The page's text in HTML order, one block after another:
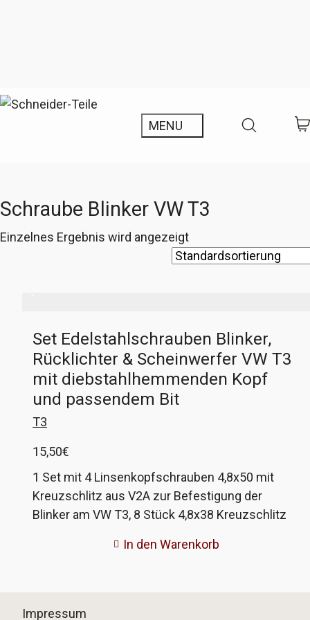
Schraube Blinker VW T3
Einzelnes Ergebnis wird angezeigt
Set Edelstahlschrauben Blinker,
Rücklichter & Scheinwerfer VW T3
mit diebstahlhemmenden Kopf
und passendem Bit
T3
15,50€
1 Set mit 4 Linsenkopfschrauben 4,8x50 mit
Kreuzschlitz aus V2A zur Befestigung der
Blinker am VW T3, 8 Stück 4,8x38 Kreuzschlitz
Scheibe für Rechteckscheinwerfer. Diese
lässt, ausser der beigelegte Bit. Diese
In den Warenkorb
Impressum